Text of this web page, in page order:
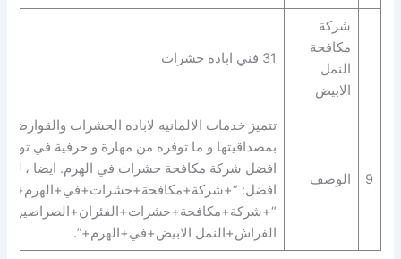
شركة
مكافحة
النمل
الابيض
31 فني ابادة حشرات
9 الوصف
بمصداقيتها و ما توفره من مهارة و حرفية في توفير
افضل شركة مكافحة حشرات في الهرم. ايضا ،
افضل: “+شركة+مكافحة+حشرات+في+الهرم+” |
الفراش+النمل الابيض+في+الهرم+”.